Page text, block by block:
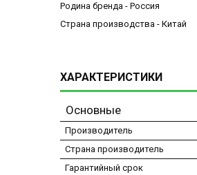
Родина бренда - Россия
Страна производства - Китай
ХАРАКТЕРИСТИКИ
Основные
Производитель
Страна производитель
Гарантийный срок